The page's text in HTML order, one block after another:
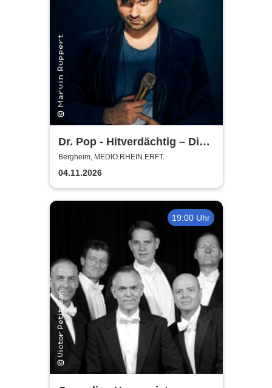
Dr. Pop - Hitverdächtig – Die
Musik-Comedy-Stand-up-
Show! - (ständig aktualisiert)
Bergheim, MEDIO.RHEIN.ERFT.
04.11.2026
19:00 Uhr